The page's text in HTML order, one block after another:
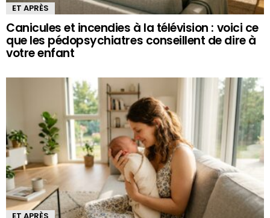
ET APRÈS
Canicules et incendies à la télévision : voici ce
que les pédopsychiatres conseillent de dire à
votre enfant